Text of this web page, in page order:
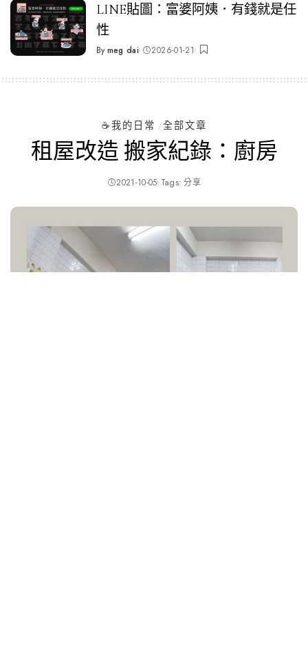
LINE貼圖：富婆阿姨．有錢就是任
性
Posted
By meg dai 2026-01-21
☕️我的日常 全部文章
租屋改造 搬家紀錄：廚房
2021-10-05 Tags: 分享